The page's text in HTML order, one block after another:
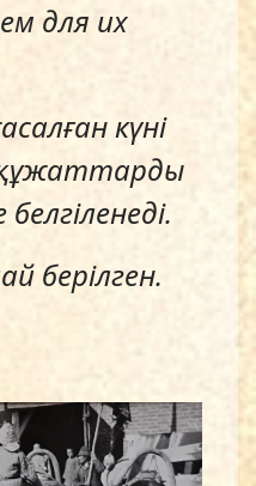
для их
күні
берілген.